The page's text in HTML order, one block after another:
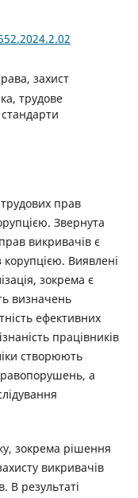
захист
трудове
трудових прав
Звернута
викривачів є
Виявлені
зокрема є
визначень
ефективних
працівників
створюють
а
зокрема рішення
викривачів
В результаті